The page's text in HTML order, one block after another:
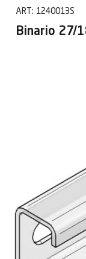
ART: 1240013S
Binario 27/